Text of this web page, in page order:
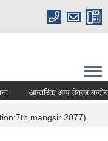
आन्तरिक आय ठेक्का
mangsir 2077)